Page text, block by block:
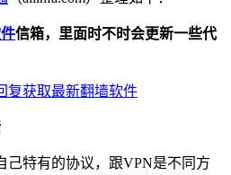
信箱，里面时不时会更新一些代
复获取最新翻墙软件
己特有的协议，跟VPN是不同方